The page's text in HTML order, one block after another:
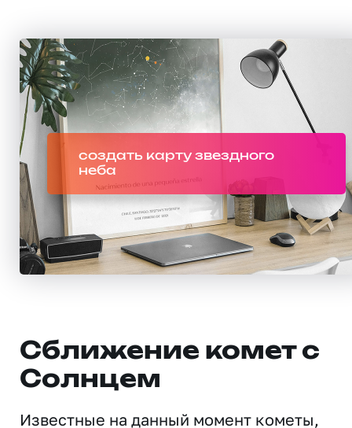
создать карту звездного
неба
Сближение комет с
Солнцем
Известные на данный момент кометы,